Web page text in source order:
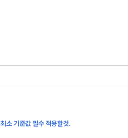
최소 기준값 필수 적용할것.